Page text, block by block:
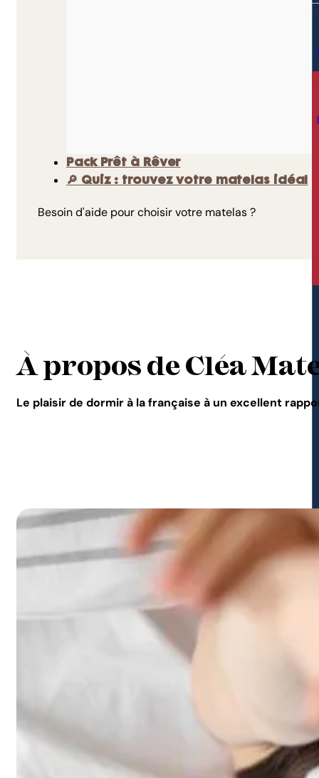
Pack Prêt à Rêver
🔎 Quiz : trouvez votre matelas idéal
Besoin d'aide pour choisir votre matelas ?
À propos de Cléa
Le plaisir de dormir à la française à un excellent